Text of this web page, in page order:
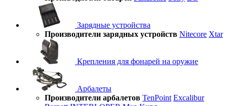
Зарядные устройства
Производители зарядных устройств Nitecore Xtar
Крепления для фонарей на оружие
Арбалеты
Производители арбалетов TenPoint Excalibur